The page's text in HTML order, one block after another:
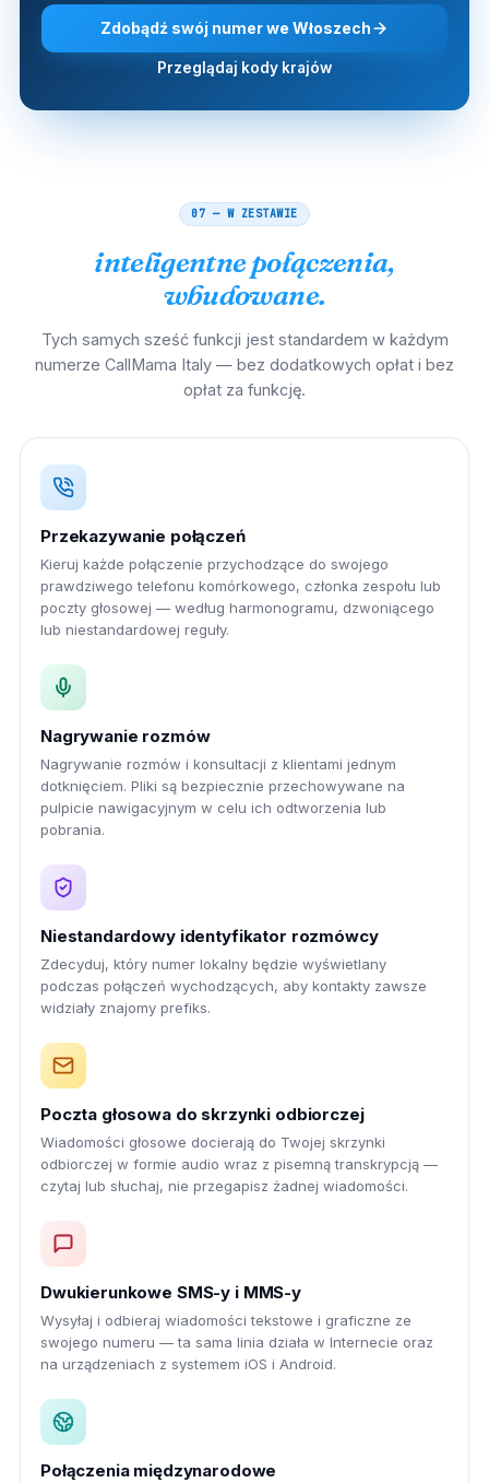
Zdobądź swój numer we Włoszech
Przeglądaj kody krajów
07 — W ZESTAWIE
inteligentne połączenia,
wbudowane.
Tych samych sześć funkcji jest standardem w każdym
numerze CallMama Italy — bez dodatkowych opłat i bez
opłat za funkcję.
Przekazywanie połączeń
Kieruj każde połączenie przychodzące do swojego
prawdziwego telefonu komórkowego, członka zespołu lub
poczty głosowej — według harmonogramu, dzwoniącego
lub niestandardowej reguły.
Nagrywanie rozmów
Nagrywanie rozmów i konsultacji z klientami jednym
dotknięciem. Pliki są bezpiecznie przechowywane na
pulpicie nawigacyjnym w celu ich odtworzenia lub
pobrania.
Niestandardowy identyfikator rozmówcy
Zdecyduj, który numer lokalny będzie wyświetlany
podczas połączeń wychodzących, aby kontakty zawsze
widziały znajomy prefiks.
Poczta głosowa do skrzynki odbiorczej
Wiadomości głosowe docierają do Twojej skrzynki
odbiorczej w formie audio wraz z pisemną transkrypcją —
czytaj lub słuchaj, nie przegapisz żadnej wiadomości.
Dwukierunkowe SMS-y i MMS-y
Wysyłaj i odbieraj wiadomości tekstowe i graficzne ze
swojego numeru — ta sama linia działa w Internecie oraz
na urządzeniach z systemem iOS i Android.
Połączenia międzynarodowe